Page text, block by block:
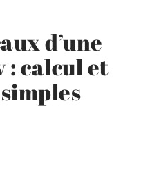
d’une
: calcul et